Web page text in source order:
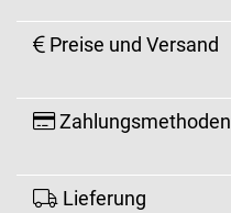
Preise und Versand
Zahlungsmethoden
Lieferung